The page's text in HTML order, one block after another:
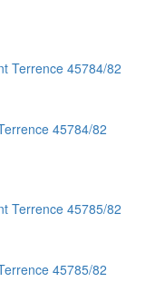
45784/82
45785/82